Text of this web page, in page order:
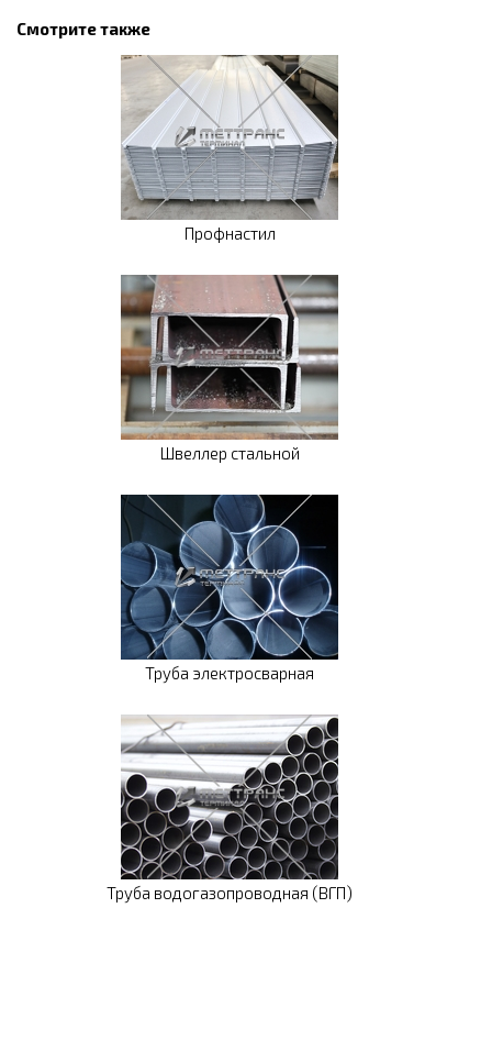
Смотрите также
Профнастил
Швеллер стальной
Труба электросварная
Труба водогазопроводная (ВГП)